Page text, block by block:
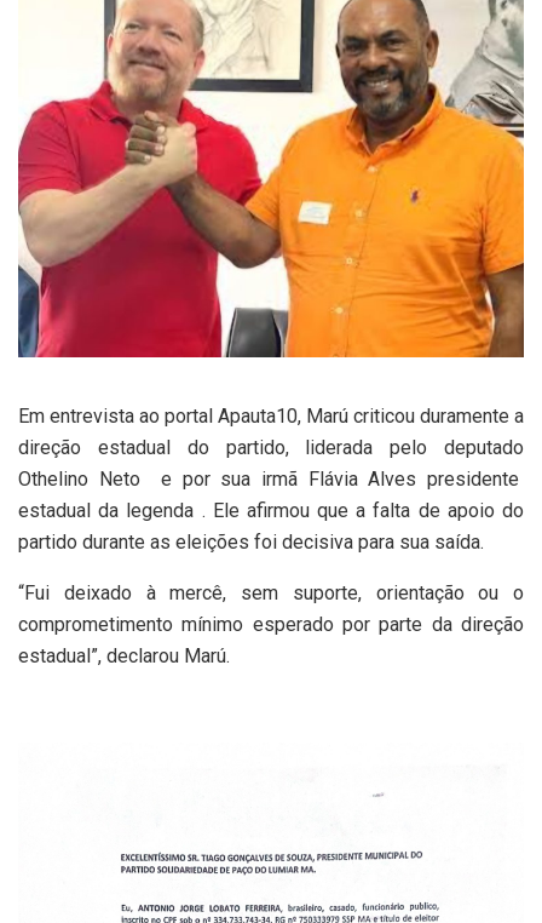
Em entrevista ao portal Apauta10, Marú criticou duramente a
direção estadual do partido, liderada pelo deputado
Othelino Neto e por sua irmã Flávia Alves presidente
estadual da legenda . Ele afirmou que a falta de apoio do
partido durante as eleições foi decisiva para sua saída.
“Fui deixado à mercê, sem suporte, orientação ou o
comprometimento mínimo esperado por parte da direção
estadual”, declarou Marú.